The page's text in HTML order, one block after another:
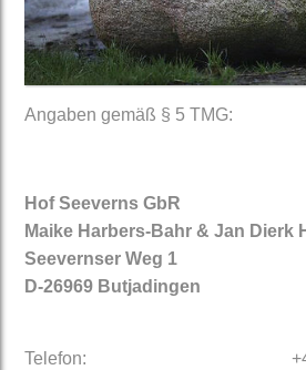
Angaben gemäß § 5 TMG:
Hof Seeverns GbR
Maike Harbers-Bahr & Jan Dierk
Seevernser Weg 1
D-26969 Butjadingen
Telefon: